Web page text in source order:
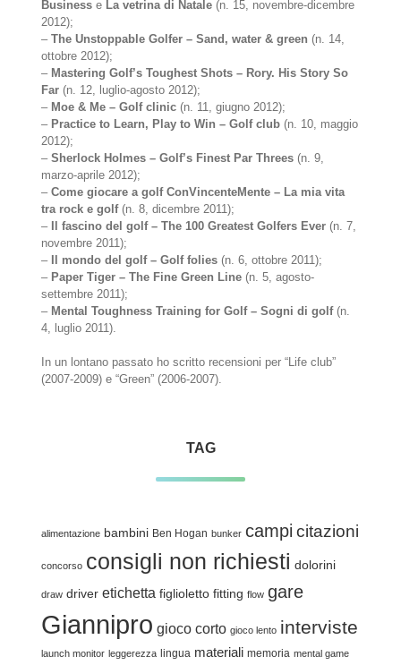
Business e La vetrina di Natale (n. 15, novembre-dicembre
2012);
–The Unstoppable Golfer – Sand, water & green (n. 14,
ottobre 2012);
– Mastering Golf’s Toughest Shots – Rory. His Story So
Far (n. 12, luglio-agosto 2012);
– Moe & Me – Golf clinic (n. 11, giugno 2012);
– Practice to Learn, Play to Win – Golf club (n. 10, maggio
2012);
–Sherlock Holmes – Golf’s Finest Par Threes (n. 9,
marzo-aprile 2012);
–Come giocare a golf ConVincenteMente – La mia vita
tra rock e golf(n. 8, dicembre 2011);
–
Il fascino del golf – The 100 Greatest Golfers Ever (n. 7,
novembre 2011);
–
Il mondo del golf – Golf folies (n. 6, ottobre 2011);
– Paper Tiger – The Fine Green Line (n. 5, agosto-
settembre 2011);
– Mental Toughness Training for Golf – Sogni di golf(n.
4, luglio 2011).
In un lontano passato ho scritto recensioni per “Life club”
(2007-2009) e “Green” (2006-2007).
TAG
alimentazione bambini Ben Hogan bunker campi citazioni
concorso consigli non richiesti dolorini
draw driver etichetta figlioletto fitting flow gare
Giannipro gioco corto gioco lento interviste
launch monitor leggerezza lingua materiali memoria mental game